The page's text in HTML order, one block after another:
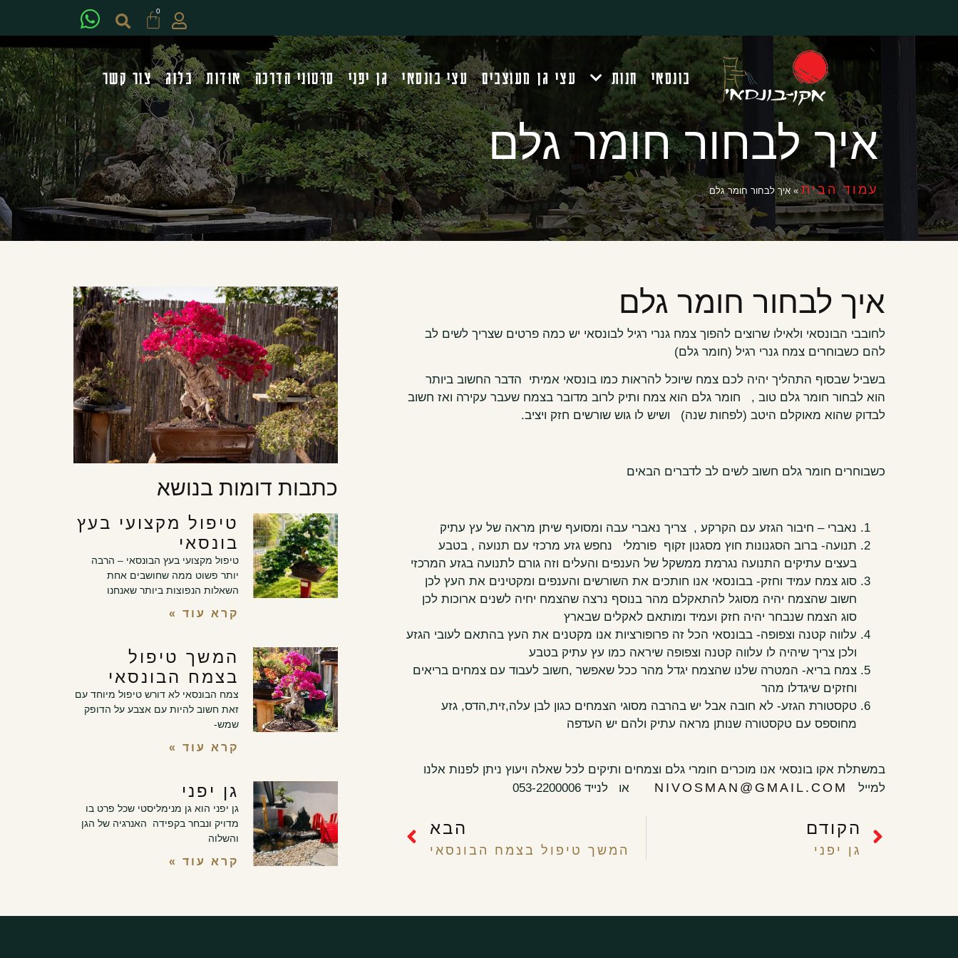
0
בונסאי חנות עצי גן מעוצבים עצי בונסאי גן יפני סרטוני הדרכה אודות בלוג צור קשר
איך לבחור חומר גלם
עמוד הבית»איך לבחור חומר גלם
איך לבחור חומר גלם
לחובבי הבונסאי ולאילו שרוצים להפוך צמח גנרי רגיל לבונסאי יש כמה פרטים שצריך לשים לב
להם כשבוחרים צמח גנרי רגיל (חומר גלם)
בשביל שבסוף התהליך יהיה לכם צמח שיוכל להראות כמו בונסאי אמיתי הדבר החשוב ביותר
הוא לבחור חומר גלם טוב , חומר גלם הוא צמח ותיק לרוב מדובר בצמח שעבר עקירה ואז חשוב
לבדוק שהוא מאוקלם היטב (לפחות שנה) ושיש לו גוש שורשים חזק ויציב.
כשבוחרים חומר גלם חשוב לשים לב לדברים הבאים
נאברי – חיבור הגזע עם הקרקע , צריך נאברי עבה ומסועף שיתן מראה של עץ עתיק
תנועה- ברוב הסגנונות חוץ מסגנון זקוף פורמלי נחפש גזע מרכזי עם תנועה , בטבע
בעצים עתיקים התנועה נגרמת ממשקל של הענפים והעלים וזה גורם לתנועה בגזע המרכזי
סוג צמח עמיד וחזק- בבונסאי אנו חותכים את השורשים והענפים ומקטינים את העץ לכן
חשוב שהצמח יהיה מסוגל להתאקלם מהר בנוסף נרצה שהצמח יחיה לשנים ארוכות לכן
סוג הצמח שנבחר יהיה חזק ועמיד ומותאם לאקלים שבארץ
עלווה קטנה וצפופה- בבונסאי הכל זה פרופורציות אנו מקטנים את העץ בהתאם לעובי הגזע
ולכן צריך שיהיה לו עלווה קטנה וצפופה שיראה כמו עץ עתיק בטבע
צמח בריא- המטרה שלנו שהצמח יגדל מהר ככל שאפשר ,חשוב לעבוד עם צמחים בריאים
וחזקים שיגדלו מהר
טקסטורת הגזע- לא חובה אבל יש בהרבה מסוגי הצמחים כגון לבן עלה,זית,הדס, גזע
מחוספס עם טקסטורה שנותן מראה עתיק ולהם יש העדפה
במשתלת אקו בונסאי אנו מוכרים חומרי גלם וצמחים ותיקים לכל שאלה ויעוץ ניתן לפנות אלנו
למייל
NIVOSMAN@GMAIL.COM או לנייד 053-2200006
הקודם
גן יפני
הבא
המשך טיפול בצמח הבונסאי
כתבות דומות בנושא
טיפול מקצועי בעץ
בונסאי
טיפול מקצועי בעץ הבונסאי – הרבה
יותר פשוט ממה שחושבים אחת
השאלות הנפוצות ביותר שאנחנו
קרא עוד »
המשך טיפול
בצמח הבונסאי
צמח הבונסאי לא דורש טיפול מיוחד עם
זאת חשוב להיות עם אצבע על הדופק
שמש-
קרא עוד »
גן יפני
גן יפני הוא גן מנימליסטי שכל פרט בו
מדויק ונבחר בקפידה האנרגיה של הגן
והשלוה
קרא עוד »